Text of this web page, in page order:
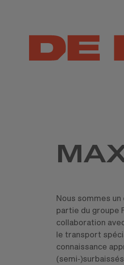
Nous sommes
partie du groupe
collaboration
le transport
connaissance
(semi-